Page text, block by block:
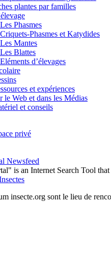
plantes par familles
Phasmes
Phasmes et Katydides
Mantes
Blattes
d’élevages
et expériences
le Web et dans les Médias
et conseils
privé
Newsfeed
is an Internet Search Tool
insecte.org sont le lieu de